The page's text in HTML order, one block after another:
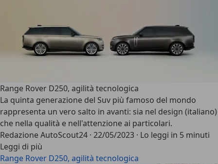
Range Rover D250, agilità tecnologica
La quinta generazione del Suv più famoso del mondo
rappresenta un vero salto in avanti: sia nel design (italiano)
che nella qualità e nell'attenzione ai particolari.
Redazione AutoScout24 · 22/05/2023 · Lo leggi in 5 minuti
Leggi di più
Range Rover D250, agilità tecnologica